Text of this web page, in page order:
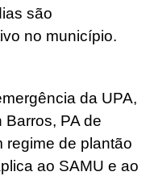
são
no município.
da UPA,
Barros, PA de
regime de plantão
ao SAMU e ao